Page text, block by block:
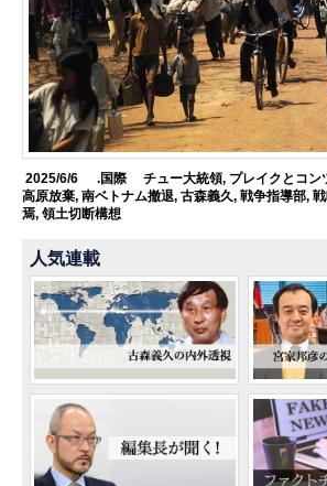
2025/6/6 .国際 チュー大統領, プレイクとコン
高原放棄,南ベトナム撤退,古森義久,戦争指導部,
焉,領土切断構想
人気連載